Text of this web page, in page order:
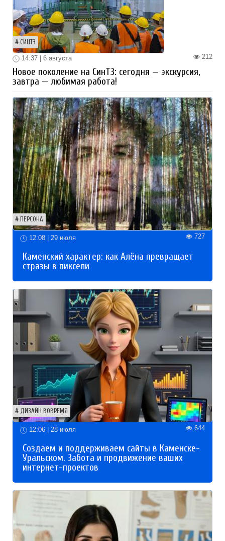
СИНТЗ
212
14:37 | 6 августа
Новое поколение на СинТЗ: сегодня — экскурсия,
завтра — любимая работа!
ПЕРСОНА
12:08 | 29 июля 727
Каменский характер: как Алёна превращает
стразы в пиксели
ДИЗАЙН ВОВРЕМЯ
12:06 | 28 июля 644
Создаем и поддерживаем сайты в Каменске-
Уральском. Забота и продвижение ваших
интернет-проектов